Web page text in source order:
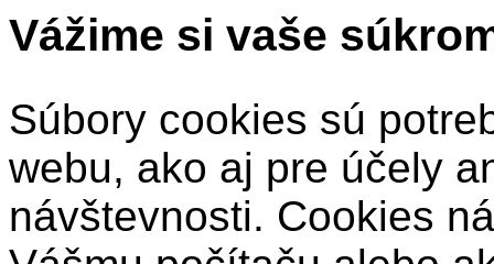
Vážime si vaše
Súbory cookies sú
webu, ako aj pre účely
návštevnosti. Cookies